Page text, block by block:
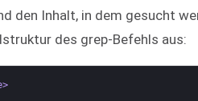
den Inhalt, in dem gesucht
des grep-Befehls aus: